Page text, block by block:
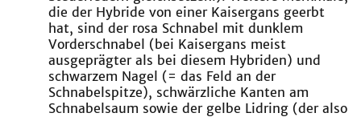
die der Hybride von einer Kaisergans geerbt
hat, sind der rosa Schnabel mit dunklem
Vorderschnabel (bei Kaisergans meist
ausgeprägter als bei diesem Hybriden) und
schwarzem Nagel (= das Feld an der
Schnabelspitze), schwärzliche Kanten am
Schnabelsaum sowie der gelbe Lidring (der also